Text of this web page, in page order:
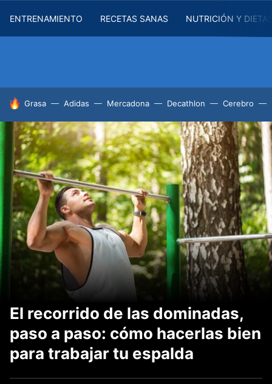
ENTRENAMIENTO RECETAS SANAS NUTRICIÓN Y
HOY SE HABLA DE
Grasa Adidas Mercadona Decathlon Cerebro
El recorrido de las dominadas,
paso a paso: cómo hacerlas bien
para trabajar tu espalda